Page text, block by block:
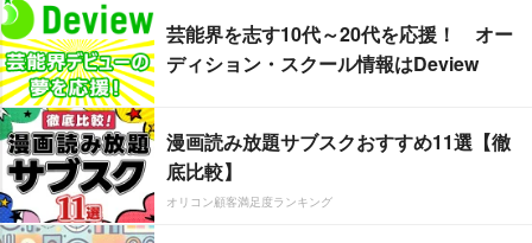
芸能界を志す10代～20代を応援！ オー
ディション・スクール情報はDeview
漫画読み放題サブスクおすすめ11選【徹
底比較】
オリコン顧客満足度ランキング